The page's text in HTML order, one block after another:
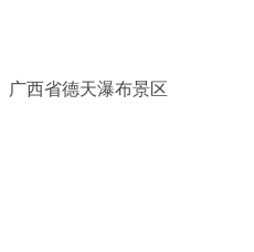
广西省德天瀑布景区